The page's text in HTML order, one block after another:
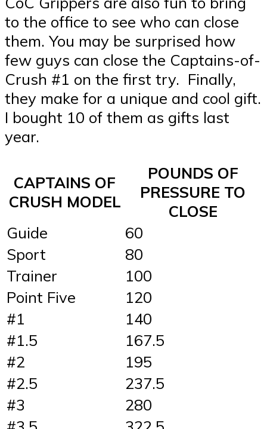
to the office to see who can close
them. You may be surprised how
few guys can close the Captains-of-
Crush #1 on the first try. Finally,
they make for a unique and cool gift.
I bought 10 of them as gifts last
year.
CAPTAINS OF
CRUSH MODEL
POUNDS OF
PRESSURE TO
CLOSE
Guide
60
Sport
80
Trainer
100
Point Five
120
#1
140
#1.5
167.5
#2
195
#2.5
237.5
#3
280